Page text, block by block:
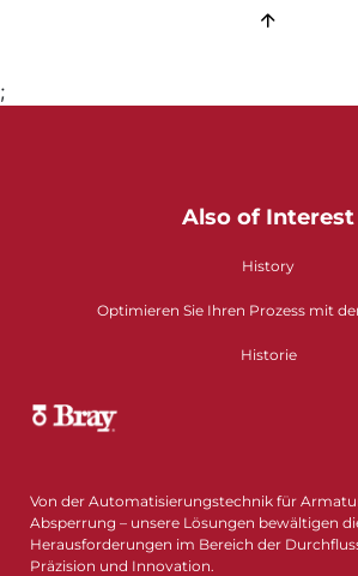
;
Also of Interest
History
Optimieren Sie Ihren Prozess mit
Historie
Von der Automatisierungstechnik für
Absperrung – unsere Lösungen bewältigen
Herausforderungen im Bereich der
Präzision und Innovation.